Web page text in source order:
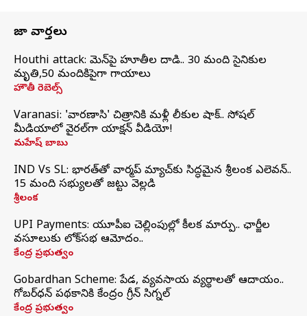
తాజా వార్తలు
Houthi attack: యెమెన్‌పై హూతీల దాడి.. 30 మంది సైనికుల
మృతి,50 మందికిపైగా గాయాలు
హౌతీ రెబెల్స్
Varanasi: 'వారణాసి' చిత్రానికి మళ్లీ లీకుల షాక్.. సోషల్
మీడియాలో వైరల్‌గా యాక్షన్ వీడియో!
మహేష్ బాబు
IND Vs SL: భారత్‌తో వార్మప్‌ మ్యాచ్‌కు సిద్ధమైన శ్రీలంక ఎలెవన్..
15 మంది సభ్యులతో జట్టు వెల్లడి
శ్రీలంక
UPI Payments: యూపీఐ చెల్లింపుల్లో కీలక మార్పు.. ఛార్జీల
వసూలుకు లోక్‌సభ ఆమోదం..
కేంద్ర ప్రభుత్వం
Gobardhan Scheme: పేడ, వ్యవసాయ వ్యర్థాలతో ఆదాయం..
గోబర్‌ధన్ పథకానికి కేంద్రం గ్రీన్ సిగ్నల్
కేంద్ర ప్రభుత్వం